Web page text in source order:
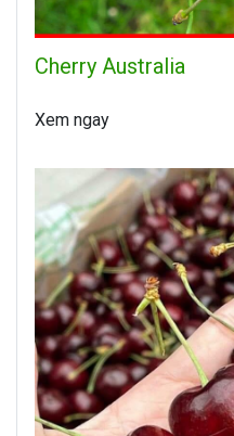
Cherry Australia
Xem ngay